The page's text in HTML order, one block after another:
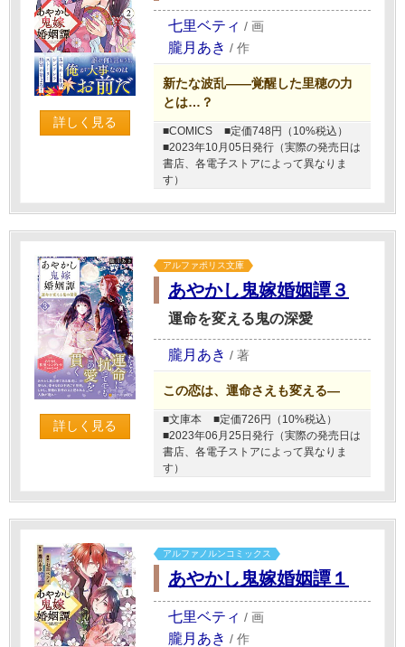
詳しく見る
七里ベティ / 画
朧月あき / 作
新たな波乱――覚醒した里穂の力
とは…？
■COMICS
■定価748円（10%税込）
■2023年10月05日発行（実際の発売日は
書店、各電子ストアによって異なりま
す）
詳しく見る
アルファポリス文庫
あやかし鬼嫁婚姻譚３
運命を変える鬼の深愛
朧月あき / 著
この恋は、運命さえも変える―
■文庫本
■定価726円（10%税込）
■2023年06月25日発行（実際の発売日は
書店、各電子ストアによって異なりま
す）
アルファノルンコミックス
あやかし鬼嫁婚姻譚１
七里ベティ / 画
朧月あき / 作